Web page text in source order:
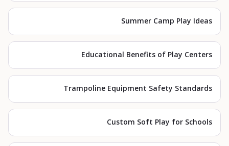
Summer Camp Play Ideas
Educational Benefits of Play Centers
Trampoline Equipment Safety Standards
Custom Soft Play for Schools